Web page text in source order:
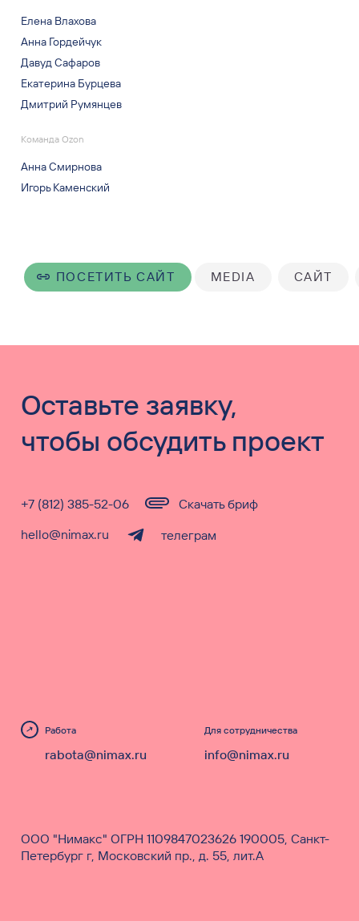
Елена Влахова
Анна Гордейчук
Давуд Сафаров
Екатерина Бурцева
Дмитрий Румянцев
Команда Ozon
Анна Смирнова
Игорь Каменский
ПОСЕТИТЬ САЙТ MEDIA САЙТ
Оставьте заявку,
чтобы обсудить проект
hello@nimax.ru
+7 (812) 385-52-06
телеграм
Скачать бриф
Работа
rabota@nimax.ru
Для сотрудничества
info@nimax.ru
ООО "Нимакс" ОГРН 1109847023626 190005, Санкт-
Петербург г, Московский пр., д. 55, лит.А